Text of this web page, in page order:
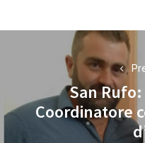
Navigazione
San
Coordinatore